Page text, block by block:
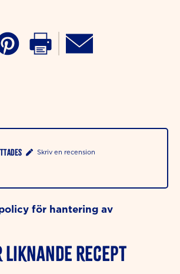
Skriv en recension
för hantering av
Recept